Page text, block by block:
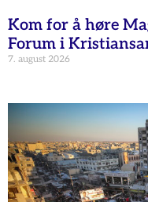
Kom for å høre
Forum i
7. august 2026